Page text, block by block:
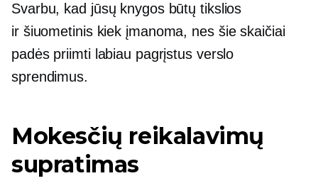
Svarbu, kad jūsų knygos būtų tikslios
ir šiuometiniskiek įmanoma, nes šie skaičiai
padės priimti labiau pagrįstus verslo
sprendimus.
Mokesčių reikalavimų
supratimas